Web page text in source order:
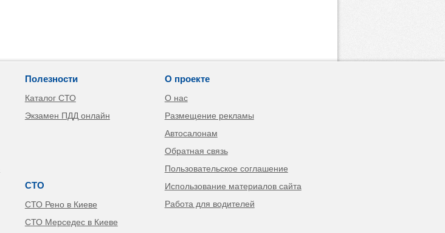
Полезности
Каталог СТО
Экзамен ПДД онлайн
СТО
СТО Рено в Киеве
СТО Мерседес в Киеве
О проекте
О нас
Размещение рекламы
Автосалонам
Обратная связь
Пользовательское соглашение
Использование материалов сайта
Работа для водителей